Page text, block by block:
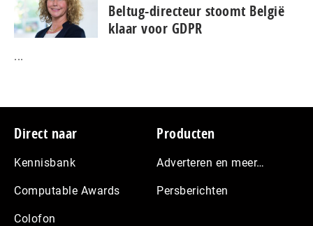
Beltug-directeur stoomt België
klaar voor GDPR
...
Footer
Direct naar
Kennisbank
Computable Awards
Colofon
Producten
Adverteren en meer…
Persberichten